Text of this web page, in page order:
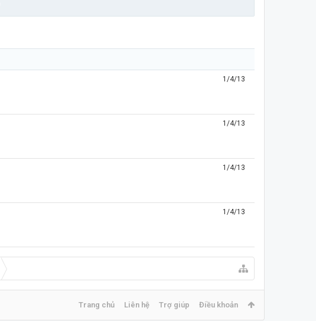
1/4/13
1/4/13
1/4/13
1/4/13
Trang chủ Liên hệ Trợ giúp Điều khoản